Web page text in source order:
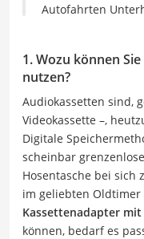
Autofahrten
1. Wozu können
nutzen?
Audiokassetten sind,
Videokassette –,
Digitale
scheinbar
Hosentasche bei sich
im geliebten Oldtimer
Kassettenadapter
können, bedarf es